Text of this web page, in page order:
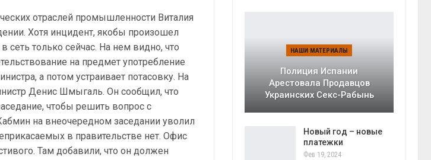
отраслей промышленности Виталия
Хотя инцидент, якобы произошел
сеть только сейчас. На нем видно, что
на предмет употребление
а потом устраивает потасовку. На
Денис Шмыгаль. Он сообщил, что
чтобы решить вопрос с
на внеочередном заседании уволил
в правительстве нет. Офис
Там добавили, что он должен
НАШИ МАТЕРИАЛЫ
Полиция Испании
Арестовала Продавцов
Украинских Секс-Рабынь
Новый год – новые
платежки
Фев 19, 2024